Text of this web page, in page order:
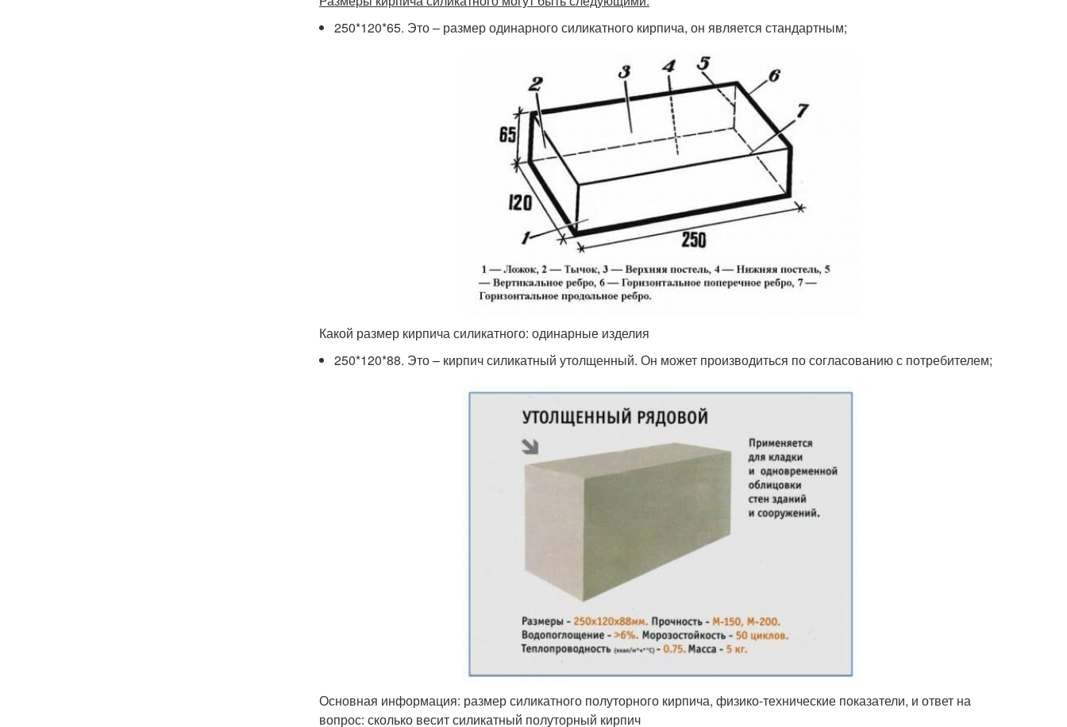
250*120*65. Это – размер одинарного силикатного кирпича, он является стандартным;
Какой размер кирпича силикатного: одинарные изделия
250*120*88. Это – кирпич силикатный утолщенный. Он может производиться по согласованию с потребителем;
Основная информация: размер силикатного полуторного кирпича, физико-технические показатели, и ответ на
вопрос: сколько весит силикатный полуторный кирпич